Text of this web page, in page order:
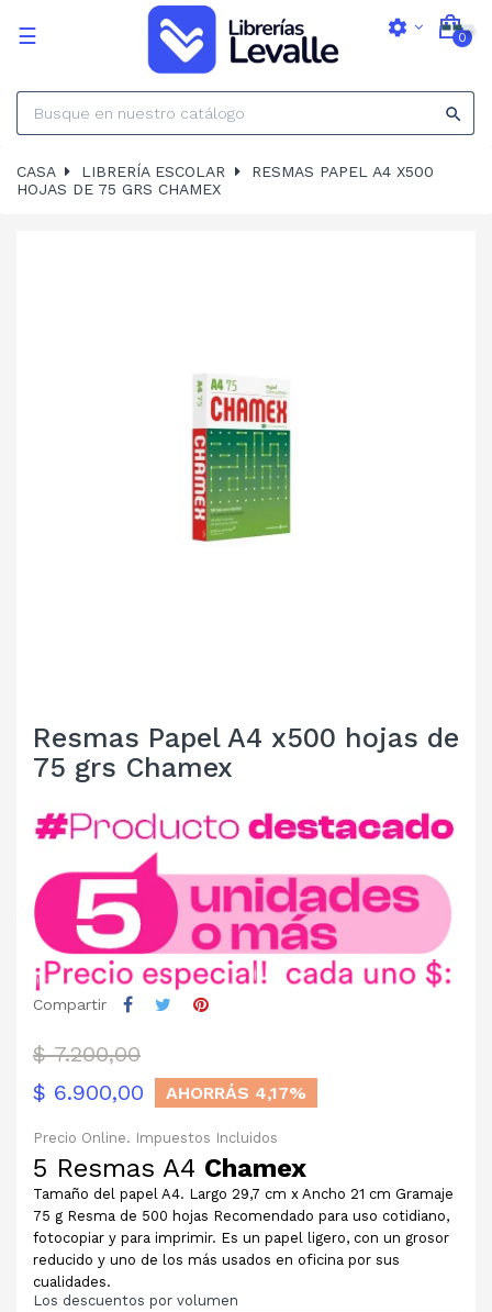

settings 0
Navegación
☰
CASA LIBRERÍA ESCOLAR
RESMAS PAPEL A4 X500
HOJAS DE 75 GRS CHAMEX
Resmas Papel A4 x500 hojas de
75 grs Chamex
Compartir
$ 7.200,00
$ 6.900,00
AHORRÁS 4,17%
Precio Online. Impuestos Incluidos
5 Resmas A4 Chamex
Tamaño del papel A4. Largo 29,7 cm x Ancho 21 cm Gramaje
75 g Resma de 500 hojas Recomendado para uso cotidiano,
fotocopiar y para imprimir. Es un papel ligero, con un grosor
reducido y uno de los más usados en oficina por sus
cualidades.
Los descuentos por volumen